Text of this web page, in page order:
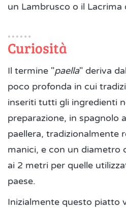
un Lambrusco o il Lacrima
Curiosità
Il termine "paella" deriva
poco profonda in cui
inseriti tutti gli ingredienti
preparazione, in spagnolo
paellera, tradizionalmente
manici, e con un diametro
ai 2 metri per quelle
paese.
Inizialmente questo piatto